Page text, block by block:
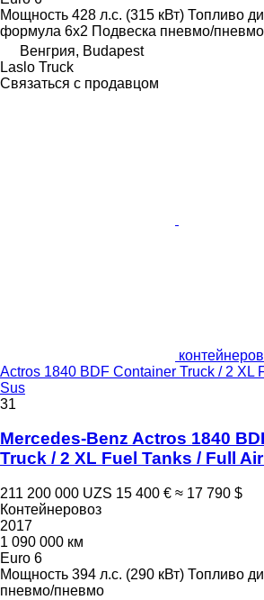
Мощность 428 л.с. (315 кВт) Топливо
формула 6x2 Подвеска пневмо/пневмо
Венгрия, Budapest
Laslo Truck
Связаться с продавцом
Actros 1840 BDF Container Truck / 2 XL
Sus
31
Mercedes-Benz Actros 1840
Truck / 2 XL Fuel Tanks / Full
211 200 000 UZS 15 400 € ≈ 17 790 $
Контейнеровоз
2017
1 090 000 км
Euro 6
Мощность 394 л.с. (290 кВт) Топливо
пневмо/пневмо